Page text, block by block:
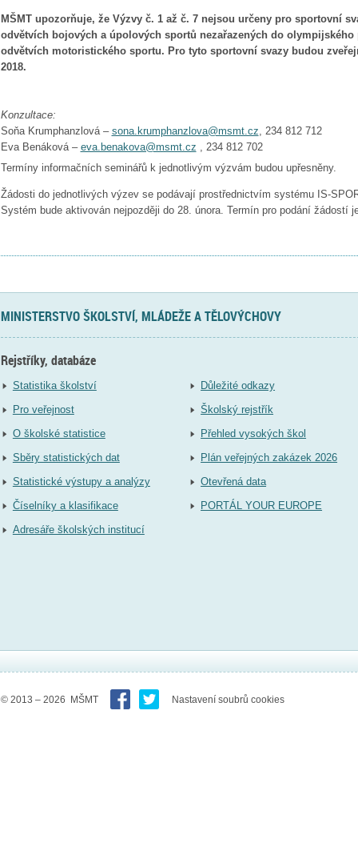
MŠMT upozorňuje, že Výzvy č. 1 až č. 7 nejsou určeny pro sportovní
odvětvích bojových a úpolových sportů nezařazených do
odvětvích motoristického sportu. Pro tyto sportovní svazy budou
2018.
Konzultace:
Soňa Krumphanzlová – sona.krumphanzlova@msmt.cz , 234 812 712
Eva Benáková – eva.benakova@msmt.cz , 234 812 702
Termíny informačních seminářů k jednotlivým výzvám budou upřesněny.
Žádosti do jednotlivých výzev se podávají prostřednictvím systému IS-
Systém bude aktivován nejpozději do 28. února. Termín pro podání žádostí
MINISTERSTVO ŠKOLSTVÍ, MLÁDEŽE A TĚLOVÝCHOVY
Rejstříky, databáze
Statistika školství
Pro veřejnost
O školské statistice
Sběry statistických dat
Statistické výstupy a analýzy
Číselníky a klasifikace
Adresáře školských institucí
Důležité odkazy
Školský rejstřík
Přehled vysokých škol
Plán veřejných zakázek 2026
Otevřená data
PORTÁL YOUR EUROPE
© 2013 – 2026 MŠMT Nastavení soubrů cookies